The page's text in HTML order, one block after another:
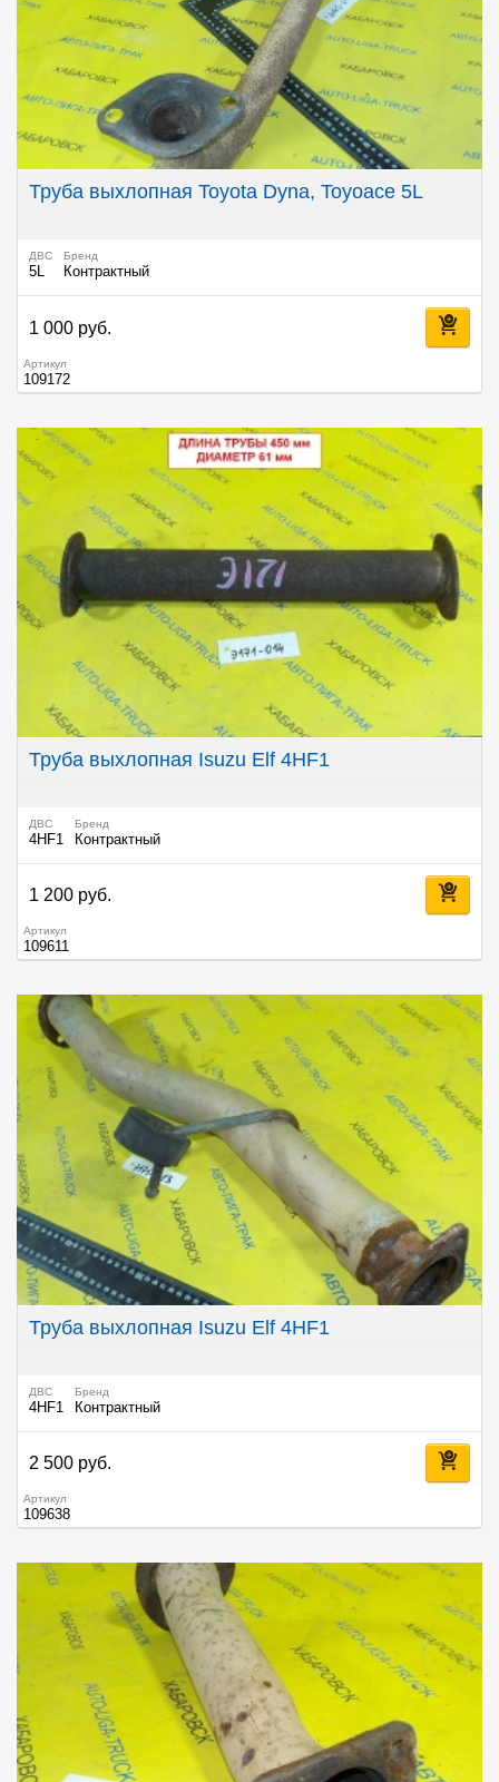
Труба выхлопная Toyota Dyna, Toyoace 5L
ДВС
5L
Бренд
Контрактный
1 000 руб.
Артикул
109172
Труба выхлопная Isuzu Elf 4HF1
ДВС
4HF1
Бренд
Контрактный
1 200 руб.
Артикул
109611
Труба выхлопная Isuzu Elf 4HF1
ДВС
4HF1
Бренд
Контрактный
2 500 руб.
Артикул
109638